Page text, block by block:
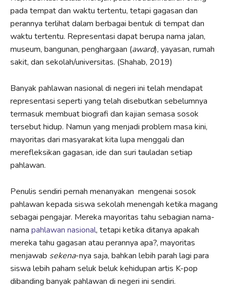
pada tempat dan waktu tertentu, tetapi gagasan dan
perannya terlihat dalam berbagai bentuk di tempat dan
waktu tertentu. Representasi dapat berupa nama jalan,
museum, bangunan, penghargaan (award), yayasan, rumah
sakit, dan sekolah/universitas. (Shahab, 2019)
Banyak pahlawan nasional di negeri ini telah mendapat
representasi seperti yang telah disebutkan sebelumnya
termasuk membuat biografi dan kajian semasa sosok
tersebut hidup. Namun yang menjadi problem masa kini,
mayoritas dari masyarakat kita lupa menggali dan
merefleksikan gagasan, ide dan suri tauladan setiap
pahlawan.
Penulis sendiri pernah menanyakan mengenai sosok
pahlawan kepada siswa sekolah menengah ketika magang
sebagai pengajar. Mereka mayoritas tahu sebagian nama-
nama pahlawan nasional, tetapi ketika ditanya apakah
mereka tahu gagasan atau perannya apa?, mayoritas
menjawab sekena-nya saja, bahkan lebih parah lagi para
siswa lebih paham seluk beluk kehidupan artis K-pop
dibanding banyak pahlawan di negeri ini sendiri.